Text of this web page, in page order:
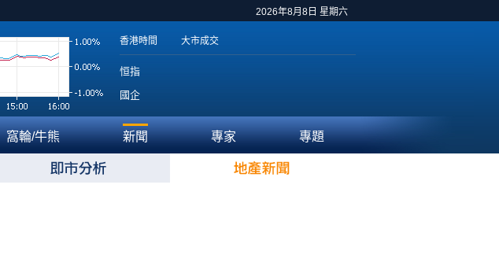
2026年8月8日 星期六
香港時間 大市成交
恒指
國企
窩輪/牛熊 新聞 專家 專題